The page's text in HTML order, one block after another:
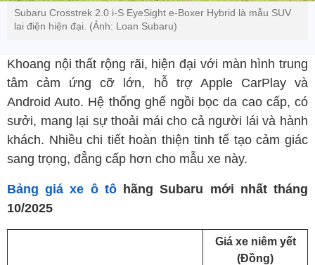
Subaru Crosstrek 2.0 i-S EyeSight e-Boxer Hybrid là mẫu SUV
lai điện hiện đại. (Ảnh: Loan Subaru)
Khoang nội thất rộng rãi, hiện đại với màn hình trung
tâm cảm ứng cỡ lớn, hỗ trợ Apple CarPlay và
Android Auto. Hệ thống ghế ngồi bọc da cao cấp, có
sưởi, mang lại sự thoải mái cho cả người lái và hành
khách. Nhiều chi tiết hoàn thiện tinh tế tạo cảm giác
sang trọng, đẳng cấp hơn cho mẫu xe này.
Bảng giá xe ô tôhãng Subaru mới nhất tháng
10/2025
Giá xe niêm yết
(Đồng)